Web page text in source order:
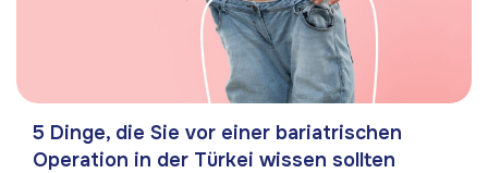
5 Dinge, die Sie vor einer bariatrischen
Operation in der Türkei wissen sollten